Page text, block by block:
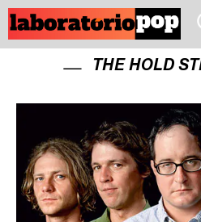
THE HOLD